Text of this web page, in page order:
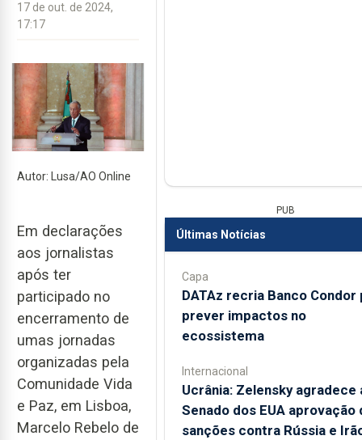
17 de out. de 2024,
17:17
Autor: Lusa/AO Online
Em declarações
aos jornalistas
após ter
participado no
encerramento de
umas jornadas
organizadas pela
Comunidade Vida
e Paz, em Lisboa,
Marcelo Rebelo de
PUB
Últimas Notícias
Capa
DATAz recria Banco Condor
prever impactos no
ecossistema
Internacional
Ucrânia: Zelensky agradece
Senado dos EUA aprovação
sanções contra Rússia e